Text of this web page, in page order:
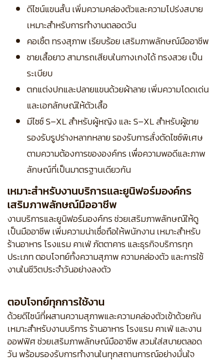
ดีไซน์แขนสั้น เพิ่มความคล่องตัวและความโปร่งสบาย
เหมาะสำหรับการทำงานตลอดวัน
คอเชิ้ต ทรงสุภาพ เรียบร้อย เสริมภาพลักษณ์มืออาชีพ
ชายเสื้อยาว สามารถเสียบในกางเกงได้ ทรงสวย เป็น
ระเบียบ
ตกแต่งปกและปลายแขนด้วยผ้าลาย เพิ่มความโดดเด่น
และเอกลักษณ์ให้ตัวเสื้อ
มีไซซ์ S–XL สำหรับผู้หญิง และ S–XL สำหรับผู้ชาย
รองรับรูปร่างหลากหลายรองรับการสั่งตัดไซซ์พิเศษ
ตามความต้องการขององค์กร เพื่อความพอดีและภาพ
ลักษณ์ที่เป็นมาตรฐานเดียวกัน
เหมาะสำหรับงานบริการและยูนิฟอร์มองค์กร
เสริมภาพลักษณ์มืออาชีพ
งานบริการและยูนิฟอร์มองค์กร ช่วยเสริมภาพลักษณ์ให้ดู
เป็นมืออาชีพ เพิ่มความน่าเชื่อถือให้พนักงาน เหมาะสำหรับ
ร้านอาหาร โรงแรม คาเฟ่ ภัตตาคาร และธุรกิจบริการทุก
ประเภท ตอบโจทย์ทั้งความสุภาพ ความคล่องตัว และการใช้
งานในชีวิตประจำวันอย่างลงตัว
ตอบโจทย์ทุกการใช้งาน
ด้วยดีไซน์ที่ผสานความสุภาพและความคล่องตัวเข้าด้วยกัน
เหมาะสำหรับงานบริการ ร้านอาหาร โรงแรม คาเฟ่ และงาน
ออฟฟิศ ช่วยเสริมภาพลักษณ์มืออาชีพ สวมใส่สบายตลอด
วัน พร้อมรองรับการทำงานในทุกสถานการณ์อย่างมั่นใจ